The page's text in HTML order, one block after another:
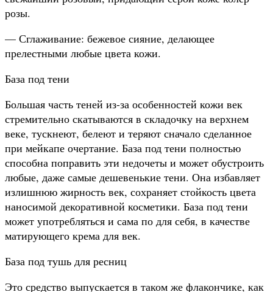
розы.
— Сглаживание: бежевое сияние, делающее
прелестными любые цвета кожи.
База под тени
Большая часть теней из-за особенностей кожи век
стремительно скатываются в складочку на верхнем
веке, тускнеют, белеют и теряют сначало сделанное
при мейкапе очертание. База под тени полностью
способна поправить эти недочеты и может обустроить
любые, даже самые дешевенькие тени. Она избавляет
излишнюю жирность век, сохраняет стойкость цвета
наносимой декоративной косметики. База под тени
может употребляться и сама по для себя, в качестве
матирующего крема для век.
База под тушь для ресниц
Это средство выпускается в таком же флакончике, как